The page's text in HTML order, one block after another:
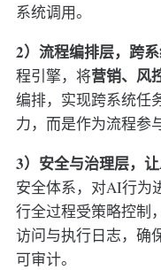
系统调用。
2）流程编排层，跨
程引擎，将营销、风
编排，实现跨系统任
力，而是作为流程参
3）安全与治理层，
安全体系，对AI行为
行全过程受策略控制
访问与执行日志，确
可审计。